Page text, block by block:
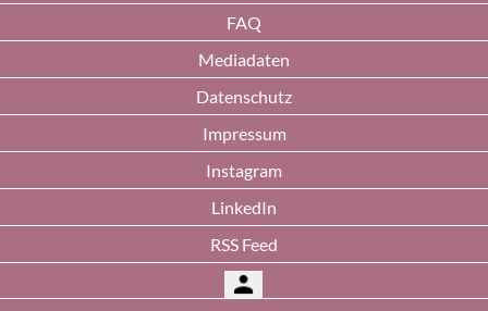
FAQ
Mediadaten
Datenschutz
Impressum
Instagram
LinkedIn
RSS Feed